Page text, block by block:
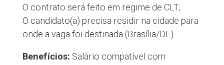
O contrato será feito em regime de CLT;
O candidato(a) precisa residir na cidade para
onde a vaga foi destinada (Brasília/DF).
Benefícios: Salário compatível com